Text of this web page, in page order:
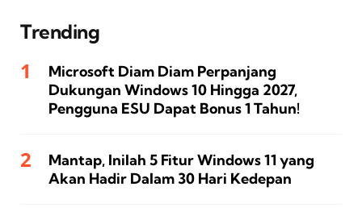
Trending
Microsoft Diam Diam Perpanjang
Dukungan Windows 10 Hingga 2027,
Pengguna ESU Dapat Bonus 1 Tahun!
Mantap, Inilah 5 Fitur Windows 11 yang
Akan Hadir Dalam 30 Hari Kedepan